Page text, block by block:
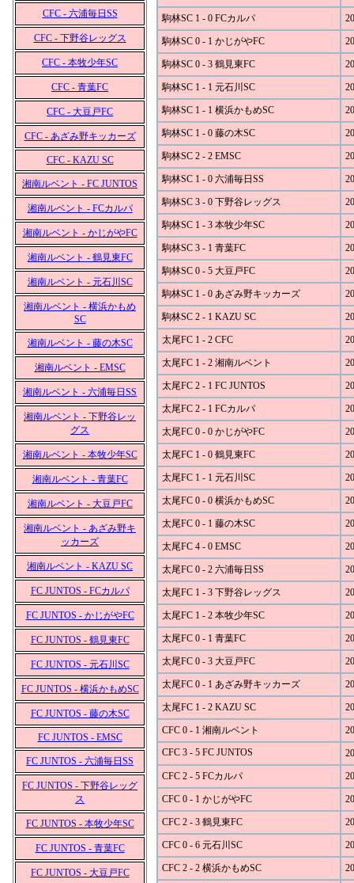
CFC - 六浦毎日SS
CFC - 下野谷レッグス
CFC - 本牧少年SC
CFC - 青葉FC
CFC - 大豆戸FC
CFC - あざみ野キッカーズ
CFC - KAZU SC
湘南ルベント - FC JUNTOS
湘南ルベント - FCカルパ
湘南ルベント - かじがやFC
湘南ルベント - 鶴見東FC
湘南ルベント - 元石川SC
湘南ルベント - 横浜かもめ
SC
湘南ルベント - 藤の木SC
湘南ルベント - EMSC
湘南ルベント - 六浦毎日SS
湘南ルベント - 下野谷レッ
グス
湘南ルベント - 本牧少年SC
湘南ルベント - 青葉FC
湘南ルベント - 大豆戸FC
湘南ルベント - あざみ野キ
ッカーズ
湘南ルベント - KAZU SC
FC JUNTOS - FCカルパ
FC JUNTOS - かじがやFC
FC JUNTOS - 鶴見東FC
FC JUNTOS - 元石川SC
FC JUNTOS - 横浜かもめSC
FC JUNTOS - 藤の木SC
FC JUNTOS - EMSC
FC JUNTOS - 六浦毎日SS
FC JUNTOS - 下野谷レッグ
ス
FC JUNTOS - 本牧少年SC
FC JUNTOS - 青葉FC
FC JUNTOS - 大豆戸FC
駒林SC 1 - 0 FCカルパ
駒林SC 0 - 1 かじがやFC
駒林SC 0 - 3 鶴見東FC
駒林SC 1 - 1 元石川SC
駒林SC 1 - 1 横浜かもめSC
駒林SC 1 - 0 藤の木SC
駒林SC 2 - 2 EMSC
駒林SC 1 - 0 六浦毎日SS
駒林SC 3 - 0 下野谷レッグス
駒林SC 1 - 3 本牧少年SC
駒林SC 3 - 1 青葉FC
駒林SC 0 - 5 大豆戸FC
駒林SC 1 - 0 あざみ野キッカーズ
駒林SC 2 - 1 KAZU SC
太尾FC 1 - 2 CFC
太尾FC 1 - 2 湘南ルベント
太尾FC 2 - 1 FC JUNTOS
太尾FC 2 - 1 FCカルパ
太尾FC 0 - 0 かじがやFC
太尾FC 1 - 0 鶴見東FC
太尾FC 1 - 1 元石川SC
太尾FC 0 - 0 横浜かもめSC
太尾FC 0 - 1 藤の木SC
太尾FC 4 - 0 EMSC
太尾FC 0 - 2 六浦毎日SS
太尾FC 1 - 3 下野谷レッグス
太尾FC 1 - 2 本牧少年SC
太尾FC 0 - 1 青葉FC
太尾FC 0 - 3 大豆戸FC
太尾FC 0 - 1 あざみ野キッカーズ
太尾FC 1 - 2 KAZU SC
CFC 0 - 1 湘南ルベント
CFC 3 - 5 FC JUNTOS
CFC 2 - 5 FCカルパ
CFC 0 - 1 かじがやFC
CFC 2 - 3 鶴見東FC
CFC 0 - 6 元石川SC
CFC 2 - 2 横浜かもめSC